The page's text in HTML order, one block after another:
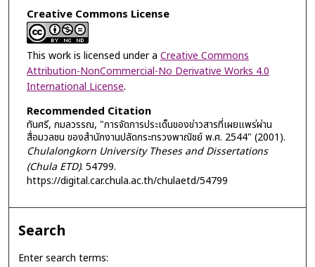
Creative Commons License
This work is licensed under a Creative Commons
Attribution-NonCommercial-No Derivative Works 4.0
International License.
Recommended Citation
ทันศรี, กมลวรรณ, "การจัดการประเด็นของข่าวสารที่เผยแพร่ผ่าน
สื่อมวลชน ของสำนักงานปลัดกระทรวงพาณิชย์ พ.ศ. 2544" (2001).
Chulalongkorn University Theses and Dissertations
(Chula ETD). 54799.
https://digital.car.chula.ac.th/chulaetd/54799
Search
Enter search terms: